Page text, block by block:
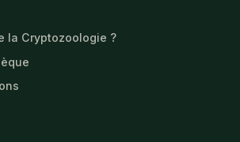
la Cryptozoologie ?